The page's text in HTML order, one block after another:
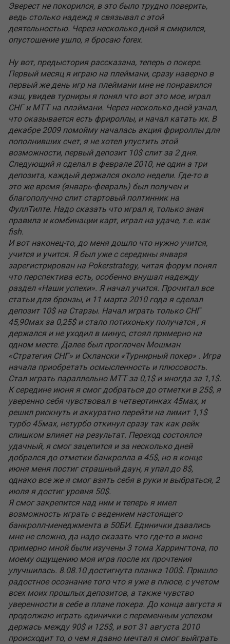
Эверест не покорился, в это было трудно поверить,
ведь столько надежд я связывал с этой
деятельностью. Через несколько дней я смирился,
опустошение ушло, я бросаю forex.
Ну вот, предыстория рассказана, теперь о покере.
Первый месяц я играю на плеймани, сразу наверно в
первый же день игр на плеймани мне не понравился
кэш, увидев турниры я понял что вот это мое, играл
СНГ и МТТ на плэймани. Через несколько дней узнал,
что оказывается есть фрироллы, и начал катать их. В
декабре 2009 помойму началась акция фрироллы для
пополнивших счет, я не хотел упустить этой
возможности, первый депозит 10$ слит за 2 дня.
Следующий я сделал в феврале 2010, не один а три
депозита, каждый держался около недели. Где-то в
это же время (январь-февраль) был получен и
благополучно слит стартовый полтинник на
ФуллТилте. Надо сказать что играл я, только зная
правила и комбинации карт, играл на удаче, т.е. как
fish.
И вот наконец-то, до меня дошло что нужно учится,
учится и учится. Я был уже с середины января
зарегистрирован на Pokerstrategy, читая форум понял
что перспектива есть, особенно внушал надежду
раздел «Наши успехи». Я начал учится. Прочитал все
статьи для бронзы, и 11 марта 2010 года я сделал
депозит 10$ на Старзы. Начал играть только СНГ
45,90мах за 0,25$ и стало потихоньку получатся , я
держался и не уходил в минус, стоял примерно на
одном месте. Далее был проглочен Мошман
«Стратегия СНГ» и Склански «Турнирный покер» . Игра
начала приобретать осмысленность и плюсовость.
Стал играть параллельно МТТ за 0,1$ и иногда за 1,1$.
К середине июня я смог добраться до отметки в 25$, я
уверенно себя чувствовал в четвертинках 45мах, и
решил рискнуть и аккуратно перейти на лимит 1,1$
турбо 45мах, нетурбо откинул сразу так как рейк
слишком влияет на результат. Переход состоялся
удачный, я смог зацепится и за несколько дней
добрался до отметки банкролла в 45$, но в конце
июня меня постиг страшный даун, я упал до 8$,
однако все же я смог взять себя в руки и выбраться, 2
июля я достиг уровня 50$.
Я смог закрепится над ним и теперь я имел
возможность играть с ведением настоящего
банкролл-менеджмента в 50БИ. Единички давались
мне не сложно, да надо сказать что где-то в июне
примерно мной были изучены 3 тома Харрингтона, по
моему ощущению моя игра после их прочтения
улучшилась. 8.08.10 достигнута планка 100$. Пришло
радостное осознание того что я уже в плюсе, с учетом
всех моих прошлых депозитов, а также чувство
уверенности в себе в плане покера. До конца августа я
продолжаю играть единички с переменным успехом
держась между 90$ и 125$, и вот 31 августа 2010
происходит то, о чем я давно мечтал я смог выйграть